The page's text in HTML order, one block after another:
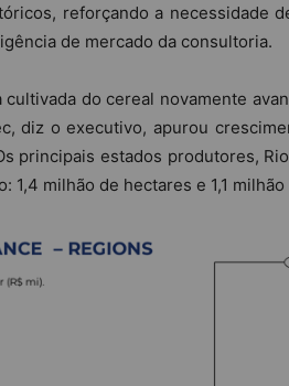
reforçando a necessidade
de mercado da consultoria.
cultivada do cereal novamente
diz o executivo, apurou
principais estados produtores,
1,4 milhão de hectares e 1,1